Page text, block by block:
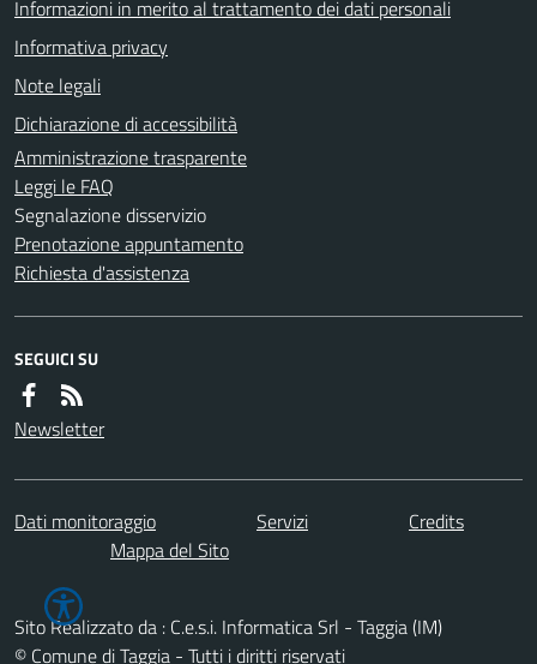
Informazioni in merito al trattamento dei dati personali
Informativa privacy
Note legali
Dichiarazione di accessibilità
Amministrazione trasparente
Leggi le FAQ
Segnalazione disservizio
Prenotazione appuntamento
Richiesta d'assistenza
SEGUICI SU
Newsletter
Dati monitoraggio Servizi
Credits
Mappa del Sito
Sito Realizzato da : C.e.s.i. Informatica Srl - Taggia (IM)
© Comune di Taggia - Tutti i diritti riservati